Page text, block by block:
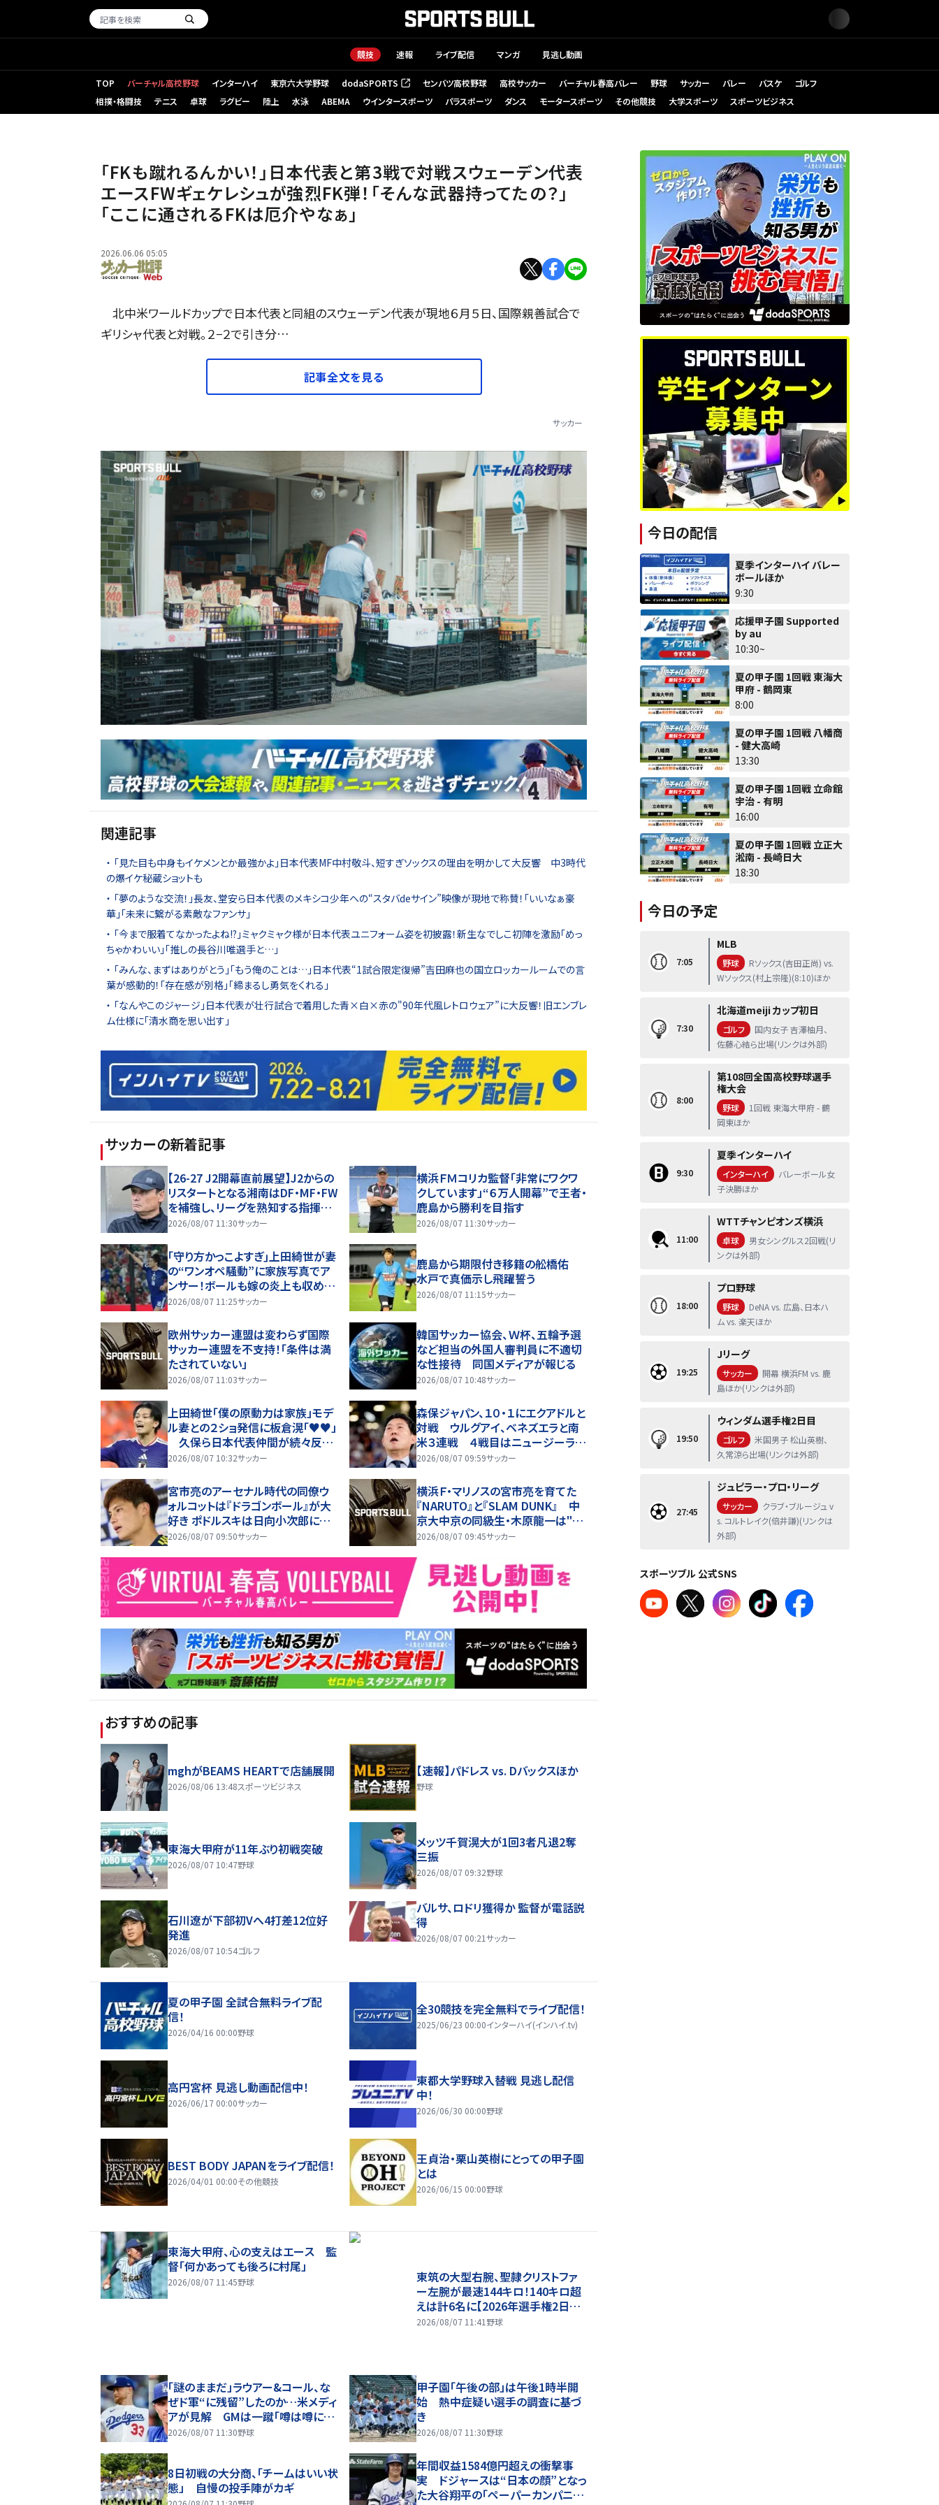
競技 速報 ライブ配信 マンガ 見逃し動画
TOP バーチャル高校野球 インターハイ 東京六大学野球 dodaSPORTS
（新しいタブで開く） センバツ高校野球 高校サッカー バーチャル春高バレー 野球 サッカー バレー バスケ
ゴルフ
相撲・格闘技
テニス 卓球 ラグビー 陸上 水泳 ABEMA ウインタースポーツ パラスポーツ ダンス モータースポーツ その他競技 大学スポーツ スポーツビジネス
｢FKも蹴れるんかい！｣日本代表と第3戦で対戦スウェーデン代表
エースFWギェケレシュが強烈FK弾！｢そんな武器持ってたの？｣
｢ここに通されるFKは厄介やなぁ｣
2026.06.06 05:05
北中米ワールドカップで日本代表と同組のスウェーデン代表が現地６月５日、国際親善試合で
ギリシャ代表と対戦。２−２で引き分…
記事全文を見る
サッカー
関連記事
「見た目も中身もイケメンとか最強かよ」日本代表MF中村敬斗、短すぎソックスの理由を明かして大反響 中3時代
の爆イケ秘蔵ショットも
｢夢のような交流！｣長友、堂安ら日本代表のメキシコ少年への“スタバdeサイン”映像が現地で称賛！｢いいなぁ豪
華｣｢未来に繋がる素敵なファンサ｣
｢今まで服着てなかったよね!?｣ミャクミャク様が日本代表ユニフォーム姿を初披露！新生なでしこ初陣を激励｢めっ
ちゃかわいい｣｢推しの長谷川唯選手と…｣
｢みんな、まずはありがとう｣｢もう俺のことは…｣日本代表“1試合限定復帰”吉田麻也の国立ロッカールームでの言
葉が感動的！｢存在感が別格｣｢締まるし勇気をくれる｣
｢なんやこのジャージ｣日本代表が壮行試合で着用した青×白×赤の"90年代風レトロウェア”に大反響！旧エンブレ
ム仕様に｢清水商を思い出す｣
サッカーの新着記事
【26-27 J2開幕直前展望】J2からの
リスタートとなる湘南はDF・MF・FW
を補強し、リーグを熟知する指揮官
の存在も強みに(1)
2026/08/07 11:30サッカー
横浜ＦＭコリカ監督「非常にワクワ
クしています」“６万人開幕”で王者・
鹿島から勝利を目指す
2026/08/07 11:30サッカー
｢守り方かっこよすぎ｣上田綺世が妻
の“ワンオペ騒動”に家族写真でア
ンサー！ボールも嫁の炎上も収め
る“神対応”に新婚の板倉、久保、長
2026/08/07 11:25サッカー
鹿島から期限付き移籍の舩橋佑
水戸で真価示し飛躍誓う
2026/08/07 11:15サッカー
欧州サッカー連盟は変わらず国際
サッカー連盟を不支持！「条件は満
たされていない」
2026/08/07 11:03サッカー
韓国サッカー協会、Ｗ杯、五輪予選
など担当の外国人審判員に不適切
な性接待 同国メディアが報じる
2026/08/07 10:48サッカー
上田綺世「僕の原動力は家族」モデ
ル妻との２ショ発信に板倉滉「♥♥」
久保ら日本代表仲間が続々反
応、１１時間で３９万超いいね！反響
2026/08/07 10:32サッカー
森保ジャパン、１０・１にエクアドルと
対戦 ウルグアイ、ベネズエラと南
米３連戦 ４戦目はニュージーラン
ドまたはパナマと対戦
2026/08/07 09:59サッカー
宮市亮のアーセナル時代の同僚ウ
ォルコットは『ドラゴンボール』が大
好き ポドルスキは日向小次郎に憧
れていた
2026/08/07 09:50サッカー
横浜Ｆ・マリノスの宮市亮を育てた
『NARUTO』と『SLAM DUNK』 中
京大中京の同級生・木原龍一は"ジ
ャンプ係"だった
2026/08/07 09:45サッカー
おすすめの記事
mghがBEAMS HEARTで店舗展開
2026/08/06 13:48スポーツビジネス
【速報】パドレス vs. Dバックスほか
野球
東海大甲府が11年ぶり初戦突破
2026/08/07 10:47野球
メッツ千賀滉大が1回3者凡退2奪
三振
2026/08/07 09:32野球
石川遼が下部初Vへ4打差12位好
発進
2026/08/07 10:54ゴルフ
バルサ、ロドリ獲得か 監督が電話説
得
2026/08/07 00:21サッカー
夏の甲子園 全試合無料ライブ配
信！
2026/04/16 00:00野球
全30競技を完全無料でライブ配信！
2025/06/23 00:00インターハイ(インハイ.tv)
高円宮杯 見逃し動画配信中！
2026/06/17 00:00サッカー
東都大学野球入替戦 見逃し配信
中！
2026/06/30 00:00野球
BEST BODY JAPANをライブ配信！
2026/04/01 00:00その他競技
王貞治・栗山英樹にとっての甲子園
とは
2026/06/15 00:00野球
東海大甲府、心の支えはエース 監
督「何かあっても後ろに村尾」
2026/08/07 11:45野球
東筑の大型右腕、聖隷クリストファ
ー左腕が最速144キロ！140キロ超
えは計6名に【2026年選手権2日目・
球速一覧】
2026/08/07 11:41 野球
「謎のままだ」ラウアー&コール、な
ぜド軍“に残留”したのか…米メディ
アが見解 GMは一蹴「噂は噂に過
ぎない」
2026/08/07 11:30野球
甲子園「午後の部」は午後1時半開
始 熱中症疑い選手の調査に基づ
き
2026/08/07 11:30野球
8日初戦の大分商、「チームはいい状
態」 自慢の投手陣がカギ
年間収益1584億円超えの衝撃事
実 ドジャースは“日本の顔”となっ
た大谷翔平の「ペーパーカンパニ
今日の配信
夏季インターハイ バレー
ボールほか
9:30
応援甲子園 Supported
by au
10:30~
夏の甲子園 1回戦 東海大
甲府 - 鶴岡東
8:00
夏の甲子園 1回戦 八幡商
- 健大高崎
13:30
夏の甲子園 1回戦 立命館
宇治 - 有明
16:00
夏の甲子園 1回戦 立正大
淞南 - 長崎日大
18:30
今日の予定
7:05
MLB
野球
Rソックス(吉田正尚) vs.
Wソックス(村上宗隆)(8:10)ほか
7:30
北海道meiji カップ初日
ゴルフ
国内女子 吉澤柚月、
佐藤心結ら出場(リンクは外部)
8:00
第108回全国高校野球選手
権大会
野球
1回戦 東海大甲府 - 鶴
岡東ほか
9:30
夏季インターハイ
インターハイ
バレーボール女
子決勝ほか
11:00
WTTチャンピオンズ横浜
卓球
男女シングルス2回戦(リ
ンクは外部)
18:00
プロ野球
野球
DeNA vs. 広島、日本ハ
ム vs. 楽天ほか
19:25
Jリーグ
サッカー
開幕 横浜FM vs. 鹿
島ほか(リンクは外部)
19:50
ウィンダム選手権2日目
ゴルフ
米国男子 松山英樹、
久常涼ら出場(リンクは外部)
27:45
ジュピラー・プロ・リーグ
サッカー
クラブ・ブルージュ v
s. コルトレイク(倍井謙)(リンクは
外部)
スポーツブル 公式SNS